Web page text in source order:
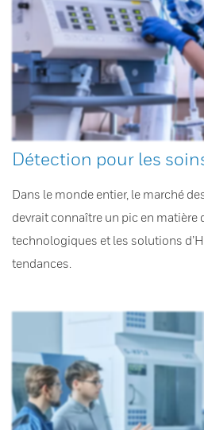
Détection pour les
Dans le monde entier, le marché
devrait connaître un pic en matière
technologiques et les solutions
tendances.